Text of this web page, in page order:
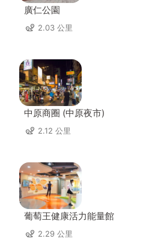
廣仁公園
2.03 公里
中原商圈 (中原夜市)
2.12 公里
葡萄王健康活力能量館
2.29 公里